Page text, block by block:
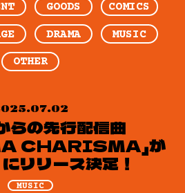
GOODS COMICS
DRAMA MUSIC
OTHER
MUSIC
の先行配信曲
CHARISMA」が
リリース決定！